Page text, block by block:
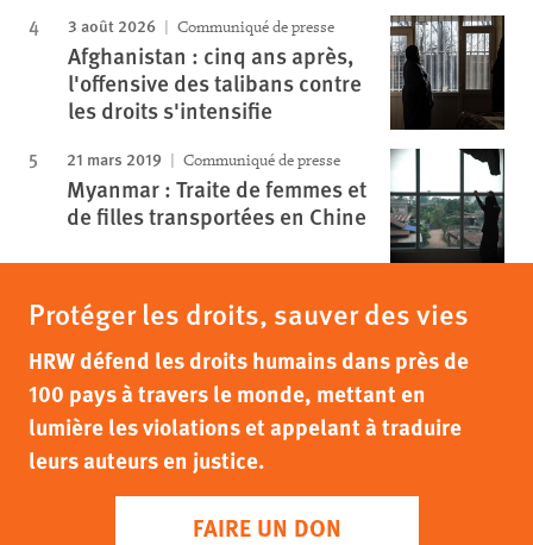
3 août 2026 Communiqué de presse
Afghanistan : cinq ans après,
l'offensive des talibans contre
les droits s'intensifie
21 mars 2019 Communiqué de presse
Myanmar : Traite de femmes et
de filles transportées en Chine
Protéger les droits, sauver des vies
HRW défend les droits humains dans près de
100 pays à travers le monde, mettant en
lumière les violations et appelant à traduire
leurs auteurs en justice.
FAIRE UN DON